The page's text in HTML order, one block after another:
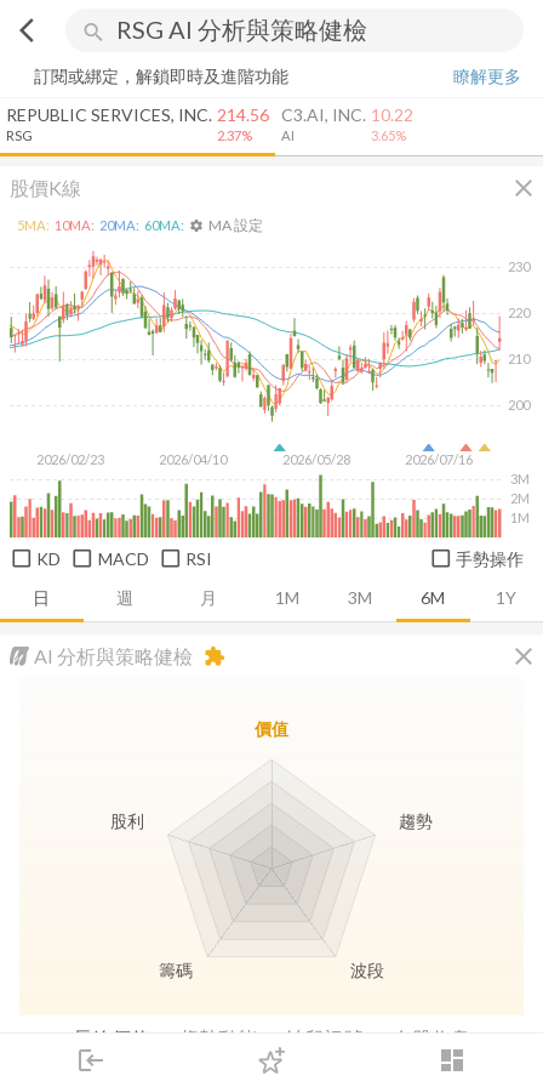
arrow_back_ios search
login dashboard
下單
訂閱或綁定，解鎖即時及進階功能
瞭解更多
REPUBLIC SERVICES, INC.
RSG
214.56
2.37%
C3.AI, INC.
AI
10.22
3.65%
股價K線 close
日 週 月 1M 3M 6M 1Y
2026/02/23 2026/04/10 2026/05/28 2026/07/16
200
210
220
230
1M
2M
3M
5MA: 10MA: 20MA: 60MA: settings MA 設定
KD MACD RSI 手勢操作
AI 分析與策略健檢 close
extension
長線價值 趨勢動能 波段訊號 存股收息
價值
趨勢
波段
籌碼
股利